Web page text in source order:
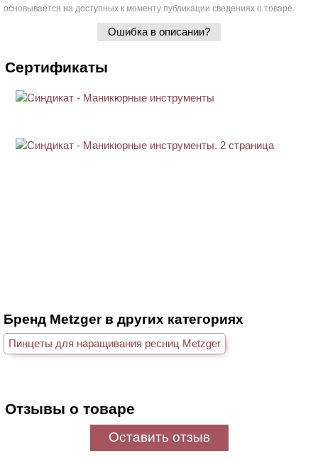
основывается на доступных к моменту публикации сведениях о товаре.
Ошибка в описании?
Сертификаты
Бренд Metzger в других категориях
Пинцеты для наращивания ресниц Metzger
Отзывы о товаре
Оставить отзыв